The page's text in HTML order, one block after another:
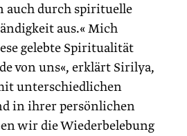
auch durch spirituelle
aus.« Mich
gelebte Spiritualität
von uns«, erklärt Sirilya,
unterschiedlichen
in ihrer persönlichen
wir die Wiederbelebung